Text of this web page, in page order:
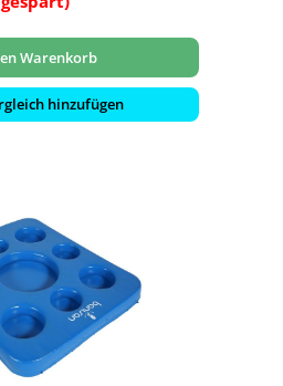
Warenkorb
hinzufügen